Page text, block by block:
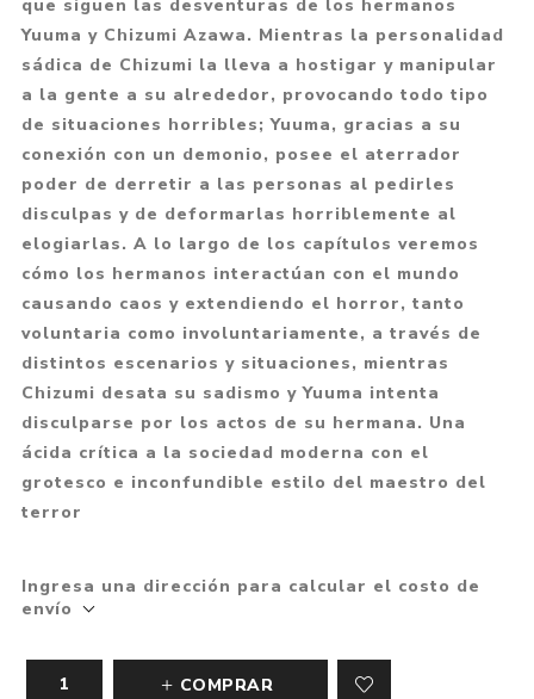
que siguen las desventuras de los hermanos
Yuuma y Chizumi Azawa. Mientras la personalidad
sádica de Chizumi la lleva a hostigar y manipular
a la gente a su alrededor, provocando todo tipo
de situaciones horribles; Yuuma, gracias a su
conexión con un demonio, posee el aterrador
poder de derretir a las personas al pedirles
disculpas y de deformarlas horriblemente al
elogiarlas. A lo largo de los capítulos veremos
cómo los hermanos interactúan con el mundo
causando caos y extendiendo el horror, tanto
voluntaria como involuntariamente, a través de
distintos escenarios y situaciones, mientras
Chizumi desata su sadismo y Yuuma intenta
disculparse por los actos de su hermana. Una
ácida crítica a la sociedad moderna con el
grotesco e inconfundible estilo del maestro del
terror
Ingresa una dirección para calcular el costo de
envío
COMPRAR